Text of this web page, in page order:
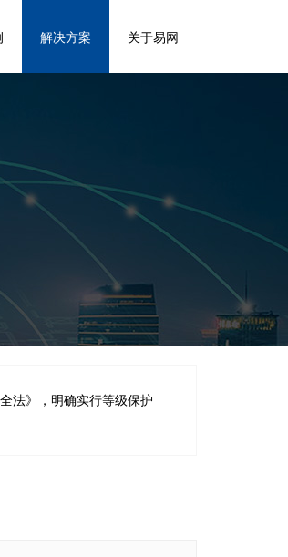
解决方案 关于易网
法》，明确实行等级保护